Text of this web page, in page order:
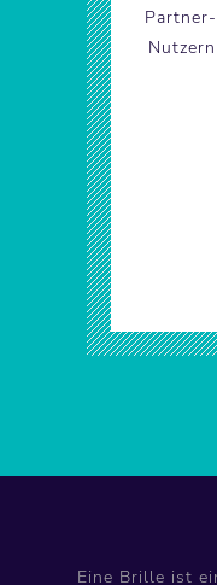
Eine Brille ist